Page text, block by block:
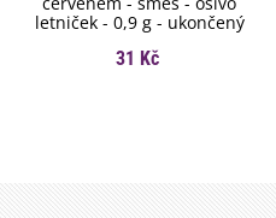
letniček - 0,9 g - ukončený
31 Kč